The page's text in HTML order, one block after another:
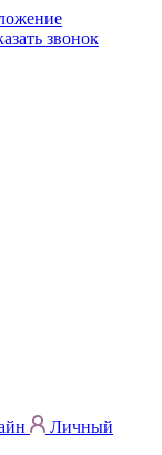
звонок
Личный